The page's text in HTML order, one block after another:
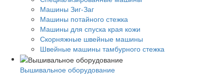
Машины Зиг-Заг
Машины потайного стежка
Машины для спуска края кожи
Скорняжные швейные машины
Швейные машины тамбурного стежка
Вышивальное оборудование